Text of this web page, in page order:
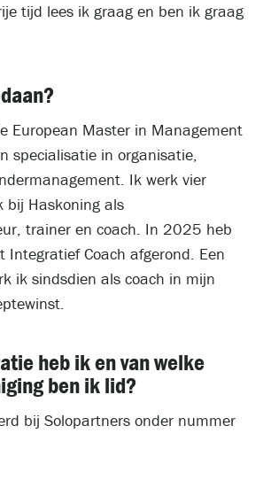
tijd lees ik graag en ben ik graag
European Master in Management
specialisatie in organisatie,
Ik werk vier
bij Haskoning als
trainer en coach. In 2025 heb
Integratief Coach afgerond. Een
ik sindsdien als coach in mijn
heb ik en van welke
ben ik lid?
bij Solopartners onder nummer